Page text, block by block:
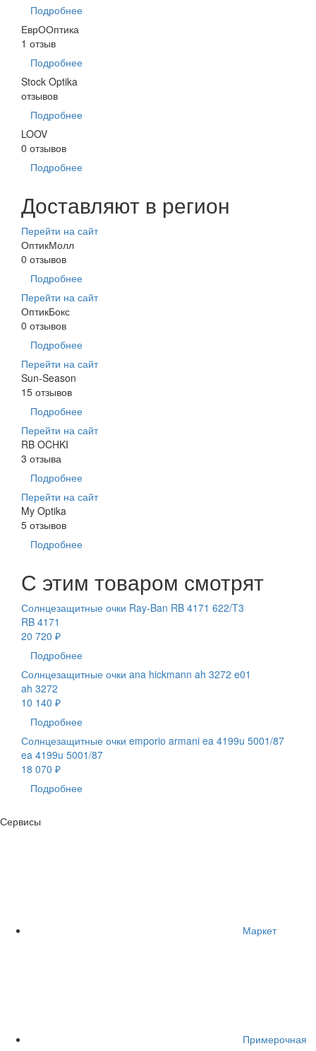
Подробнее
ЕврООптика
1 отзыв
Подробнее
Stock Optika
отзывов
Подробнее
LOOV
0 отзывов
Подробнее
Доставляют в регион
Перейти на сайт
ОптикМолл
0 отзывов
Подробнее
Перейти на сайт
ОптикБокс
0 отзывов
Подробнее
Перейти на сайт
Sun-Season
15 отзывов
Подробнее
Перейти на сайт
RB OCHKI
3 отзыва
Подробнее
Перейти на сайт
My Optika
5 отзывов
Подробнее
С этим товаром смотрят
Солнцезащитные очки Ray-Ban RB 4171 622/T3
RB 4171
20 720 ₽
Подробнее
Солнцезащитные очки ana hickmann ah 3272 e01
ah 3272
10 140 ₽
Подробнее
Солнцезащитные очки emporio armani ea 4199u 5001/87
ea 4199u 5001/87
18 070 ₽
Подробнее
Сервисы
Маркет
Примерочная